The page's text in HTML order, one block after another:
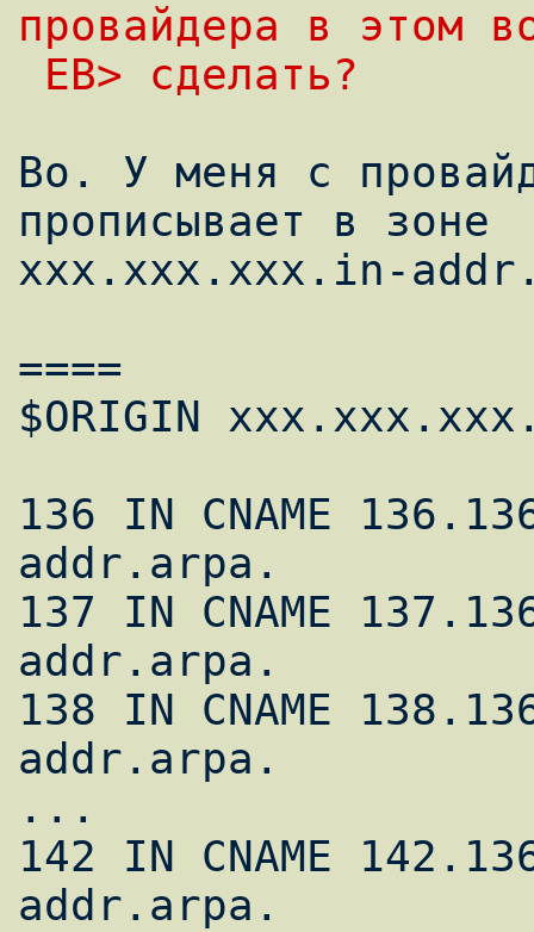
провайдера в этом
EB> сделать?
Во. У меня с
прописывает в зоне
xxx.xxx.xxx.in-
====
$ORIGIN
136 IN CNAME
addr.arpa.
137 IN CNAME
addr.arpa.
138 IN CNAME
addr.arpa.
...
142 IN CNAME
addr.arpa.